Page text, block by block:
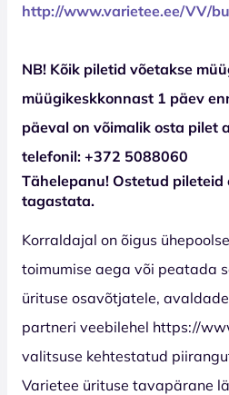
http://www.varietee.ee/VV/
NB! Kõik piletid võetakse
müügikeskkonnast 1 päev
päeval on võimalik osta pilet
telefonil: +372 5088060
Tähelepanu! Ostetud pileteid
tagastata.
Korraldajal on õigus
toimumise aega või peatada
ürituse osavõtjatele,
partneri veebilehel https://
valitsuse kehtestatud
Varietee ürituse tavapärane